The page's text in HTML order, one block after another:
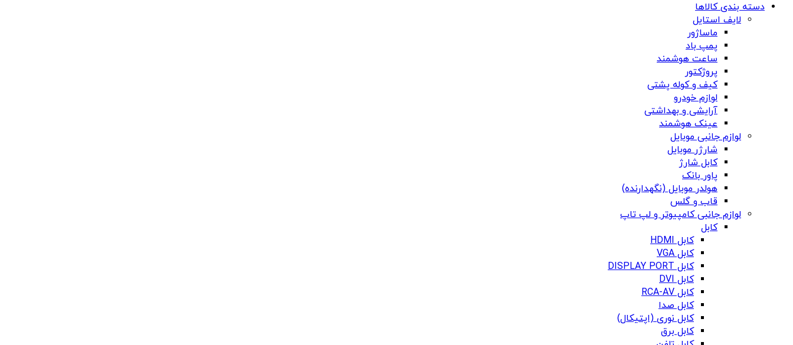
دسته بندی کالاها
لایف استایل
ماساژور
پمپ باد
ساعت هوشمند
پروژکتور
کیف و کوله پشتی
لوازم خودرو
آرایشی و بهداشتی
عینک هوشمند
لوازم جانبی موبایل
شارژر موبایل
کابل شارژ
پاور بانک
هولدر موبایل (نگهدارنده)
قاب و گلس
لوازم جانبی کامپیوتر و لپ تاپ
کابل
کابل HDMI
کابل VGA
کابل DISPLAY PORT
کابل DVI
کابل RCA-AV
کابل صدا
کابل نوری (اپتیکال)
کابل برق